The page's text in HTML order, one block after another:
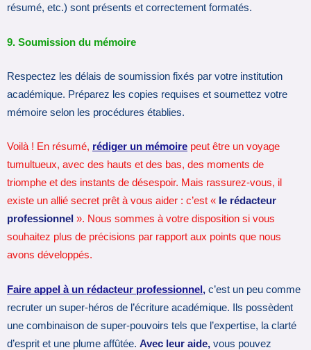
résumé, etc.) sont présents et correctement formatés.
9. Soumission du mémoire
Respectez les délais de soumission fixés par votre institution
académique. Préparez les copies requises et soumettez votre
mémoire selon les procédures établies.
Voilà ! En résumé, rédiger un mémoire peut être un voyage
tumultueux, avec des hauts et des bas, des moments de
triomphe et des instants de désespoir. Mais rassurez-vous, il
existe un allié secret prêt à vous aider : c’est « le rédacteur
professionnel ». Nous sommes à votre disposition si vous
souhaitez plus de précisions par rapport aux points que nous
avons développés.
Faire appel à un rédacteur professionnel , c’est un peu comme
recruter un super-héros de l’écriture académique. Ils possèdent
une combinaison de super-pouvoirs tels que l’expertise, la clarté
d’esprit et une plume affûtée. Avec leur aide, vous pouvez